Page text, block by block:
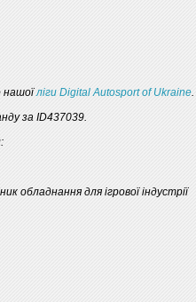
нашоїліги Digital Autosport of Ukraine.
за ID437039.
обладнання для ігрової індустрії